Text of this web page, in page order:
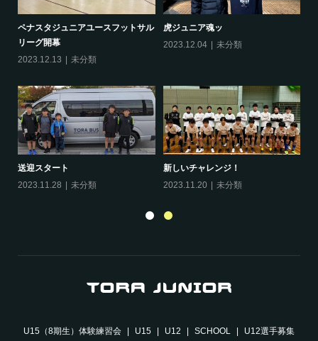
ペナスタジュニアユースフットサル
リーグ開幕
2023.12.13
未分類
虎ジュニア魂ッ
2023.12.04
未分類
送迎スタート
2023.11.28
未分類
新しいチャレンジ！
2023.11.20
未分類
U15（8期生）体験練習会 U15 U12 SCHOOL U12選手募集